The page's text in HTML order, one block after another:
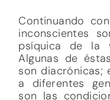
Continuando
inconscientes
psíquica de la
Algunas de
son diacrónicas;
a diferentes
son las